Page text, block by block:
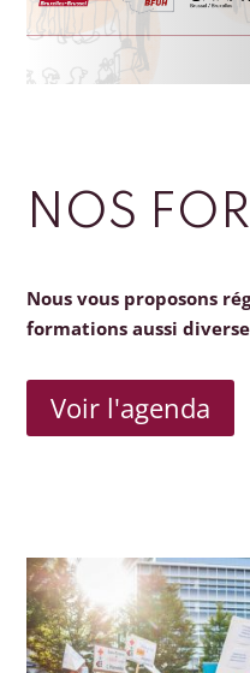
NOS
Nous vous proposons
formations aussi
Voir l'agenda